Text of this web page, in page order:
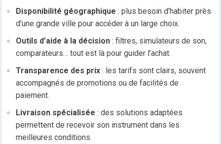
Disponibilité géographique : plus besoin d’habiter près
d’une grande ville pour accéder à un large choix.
Outils d’aide à la décision : filtres, simulateurs de son,
comparateurs… tout est là pour guider l’achat.
Transparence des prix : les tarifs sont clairs, souvent
accompagnés de promotions ou de facilités de
paiement.
Livraison spécialisée : des solutions adaptées
permettent de recevoir son instrument dans les
meilleures conditions.